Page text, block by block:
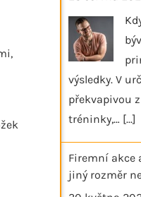
výsledky. V
překvapivou
tréninky,… [...]
Firemní akce
jiný rozměr